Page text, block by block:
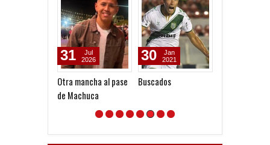
Otra mancha al pase
de Machuca
31
Jul
2026
Buscados
30
Jan
2021